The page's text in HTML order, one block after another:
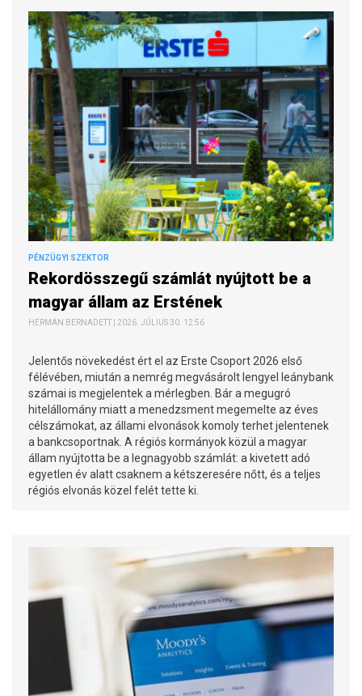
PÉNZÜGYI SZEKTOR
Rekordösszegű számlát nyújtott be a
magyar állam az Erstének
HERMAN BERNADETT | 2026. JÚLIUS 30. 12:56
Jelentős növekedést ért el az Erste Csoport 2026 első
félévében, miután a nemrég megvásárolt lengyel leánybank
számai is megjelentek a mérlegben. Bár a megugró
hitelállomány miatt a menedzsment megemelte az éves
célszámokat, az állami elvonások komoly terhet jelentenek
a bankcsoportnak. A régiós kormányok közül a magyar
állam nyújtotta be a legnagyobb számlát: a kivetett adó
egyetlen év alatt csaknem a kétszeresére nőtt, és a teljes
régiós elvonás közel felét tette ki.